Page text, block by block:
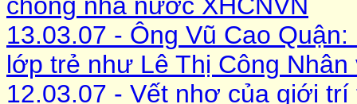
13.03.07 - Ông Vũ Cao
lớp trẻ như Lê Thị Công Nhân
12.03.07 - Vết nhơ của giới